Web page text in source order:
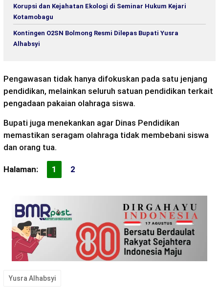
Korupsi dan Kejahatan Ekologi di Seminar Hukum Kejari
Kotamobagu
Kontingen O2SN Bolmong Resmi Dilepas Bupati Yusra
Alhabsyi
Pengawasan tidak hanya difokuskan pada satu jenjang
pendidikan, melainkan seluruh satuan pendidikan terkait
pengadaan pakaian olahraga siswa.
Bupati juga menekankan agar Dinas Pendidikan
memastikan seragam olahraga tidak membebani siswa
dan orang tua.
Halaman: 1 2
Yusra Alhabsyi